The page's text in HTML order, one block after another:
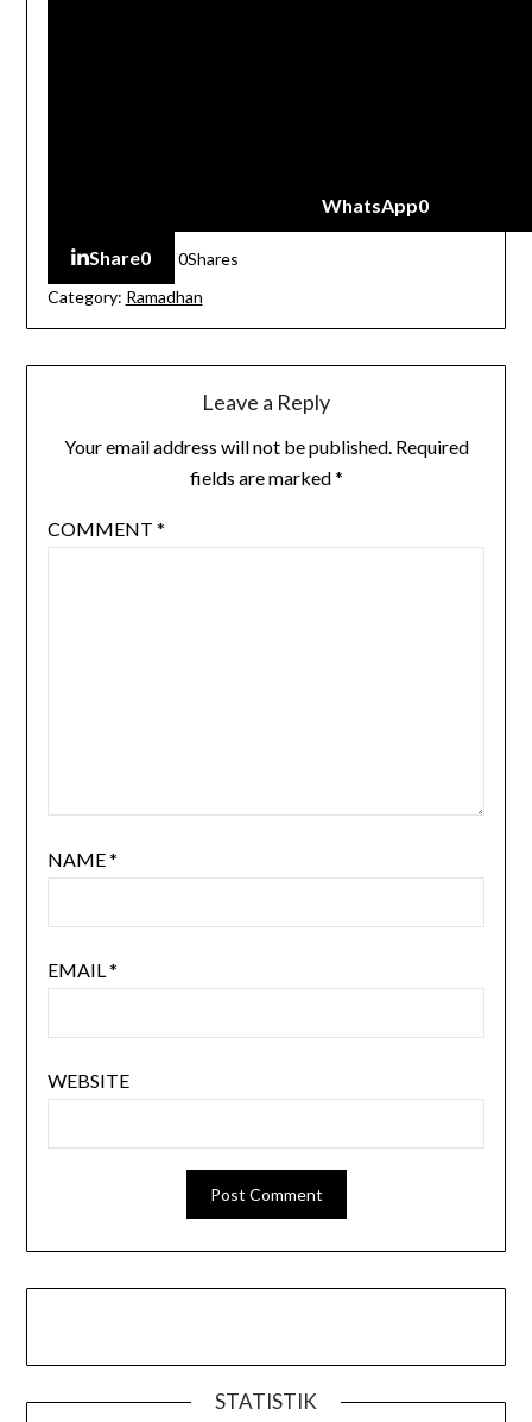
WhatsApp0
Share0 0Shares
Category: Ramadhan
Leave a Reply
Your email address will not be published. Required
fields are marked*
COMMENT *
NAME*
EMAIL*
WEBSITE
STATISTIK